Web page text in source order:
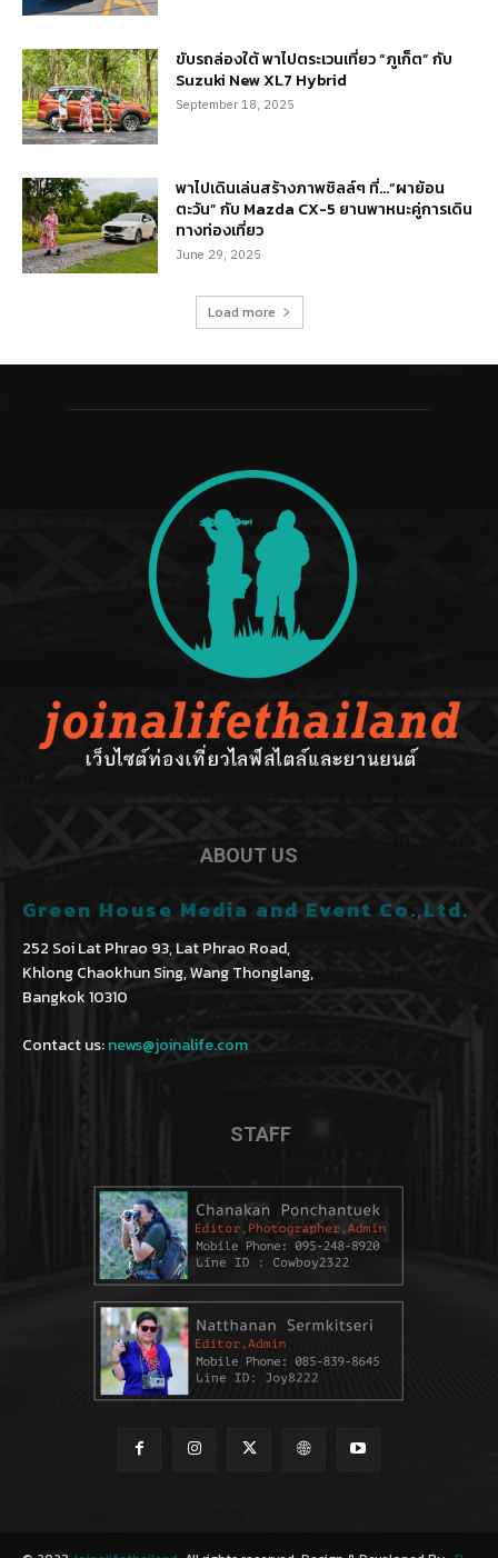
ขับรถล่องใต้ พาไปตระเวนเที่ยว “ภูเก็ต” กับ
Suzuki New XL7 Hybrid
September 18, 2025
พาไปเดินเล่นสร้างภาพชิลล์ๆ ที่…“ผาย้อน
ตะวัน” กับ Mazda CX-5 ยานพาหนะคู่การเดิน
ทางท่องเที่ยว
June 29, 2025
Load more
ABOUT US
Green House Media and Event Co.,Ltd.
252 Soi Lat Phrao 93, Lat Phrao Road,
Khlong Chaokhun Sing, Wang Thonglang,
Bangkok 10310
Contact us:news@joinalife.com
STAFF